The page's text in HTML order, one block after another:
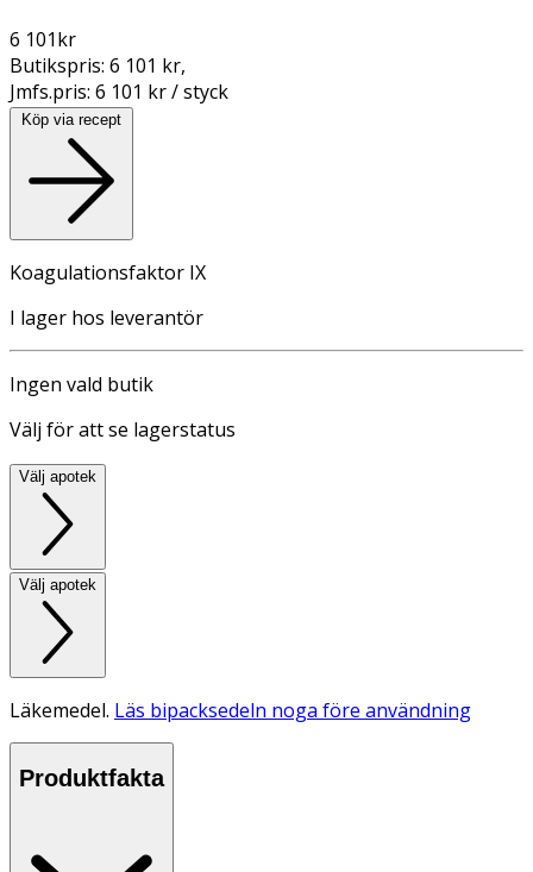
6 101kr
Butikspris: 6 101 kr,
Jmfs.pris: 6 101 kr / styck
Köp via recept
Koagulationsfaktor IX
I lager hos leverantör
Ingen vald butik
Välj för att se lagerstatus
Välj apotek
Välj apotek
Läkemedel. Läs bipacksedeln noga före användning
Produktfakta